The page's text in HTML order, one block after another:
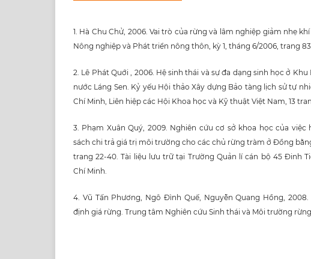
1. Hà Chu Chử, 2006. Vai trò của rừng và lâm nghiệp giảm nhẹ
Nông nghiệp và Phát triển nông thôn, kỳ 1, tháng 6/2006, trang
2. Lê Phát Quới , 2006. Hệ sinh thái và sự đa dạng sinh học ở
nước Láng Sen. Kỷ yếu Hội thảo Xây dựng Bảo tàng lịch sử tự
Chí Minh, Liên hiệp các Hội Khoa học và Kỹ thuật Việt Nam, 13
3. Phạm Xuân Quý, 2009. Nghiên cứu cơ sở khoa học của việc
sách chi trả giá trị môi trường cho các chủ rừng tràm ở Đồng
trang 22-40. Tài liệu lưu trữ tại Trường Quản lí cán bộ 45 Đinh
Chí Minh.
4. Vũ Tấn Phương, Ngô Đình Quế, Nguyễn Quang Hồng, 2008.
định giá rừng. Trung tâm Nghiên cứu Sinh thái và Môi trường